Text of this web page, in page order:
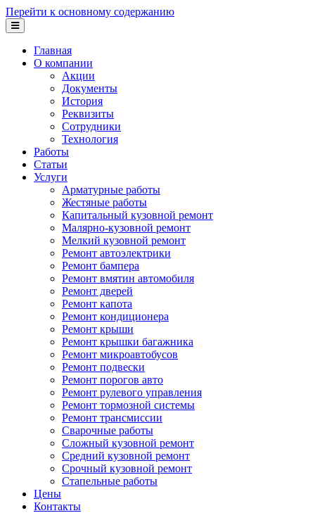
Перейти к основному содержанию
Главная
О компании
Акции
Документы
История
Реквизиты
Сотрудники
Технология
Работы
Статьи
Услуги
Арматурные работы
Жестяные работы
Капитальный кузовной ремонт
Малярно-кузовной ремонт
Мелкий кузовной ремонт
Ремонт автоэлектрики
Ремонт бампера
Ремонт вмятин автомобиля
Ремонт дверей
Ремонт капота
Ремонт кондиционера
Ремонт крыши
Ремонт крышки багажника
Ремонт микроавтобусов
Ремонт подвески
Ремонт порогов авто
Ремонт рулевого управления
Ремонт тормозной системы
Ремонт трансмиссии
Сварочные работы
Сложный кузовной ремонт
Средний кузовной ремонт
Срочный кузовной ремонт
Стапельные работы
Цены
Контакты